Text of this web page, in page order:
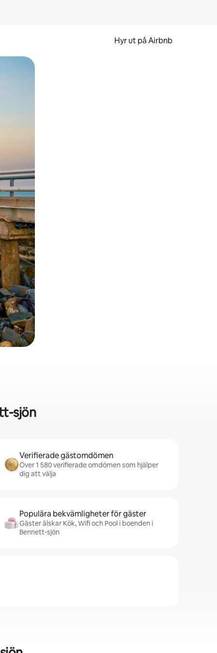
Hyr ut på Airbnb
sjön
Verifierade gästomdömen
Över 1 580 verifierade omdömen som hjälper
dig att välja
Populära bekvämligheter för gäster
Gäster älskar Kök, Wifi och Pool i boenden i
Bennett-sjön